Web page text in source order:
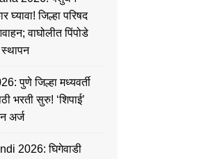
घ्यावा! जिल्हा परिषद
वाघोलीत पिंपोडे
पुणे जिल्हा मध्यवर्ती
भरती सुरु! ‘शिपाई’
अर्ज
2026: घिगेवाडी